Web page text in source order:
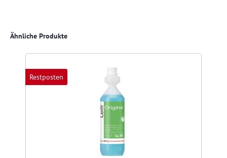
Produktgalerie überspringen
Ähnliche Produkte
Restposten